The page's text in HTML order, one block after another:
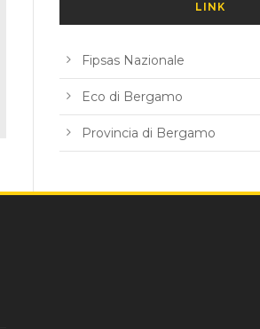
LINK
Fipsas Nazionale
Eco di Bergamo
Provincia di Bergamo